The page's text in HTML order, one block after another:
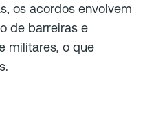
os acordos envolvem
de barreiras e
militares, o que